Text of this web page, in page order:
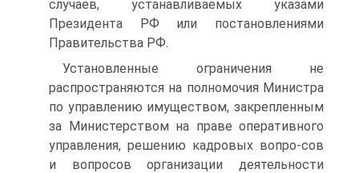
случаев, устанавливаемых указами
Президента РФ или постановлениями
Правительства РФ.
Установленные ограничения не
распространяются на полномочия Министра
по управлению имуществом, закрепленным
за Министерством на праве оперативного
управления, решению кадровых вопро-сов
и вопросов организации деятельности